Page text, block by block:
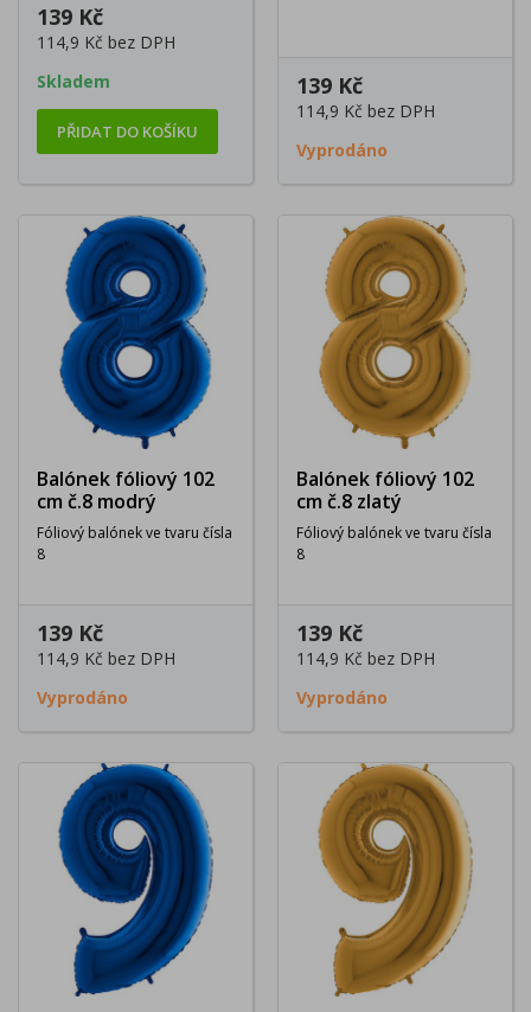
139 Kč
114,9 Kč bez DPH
Skladem
PŘIDAT DO KOŠÍKU
139 Kč
114,9 Kč bez DPH
Vyprodáno
Balónek fóliový 102
cm č.8 modrý
Fóliový balónek ve tvaru čísla
8
139 Kč
114,9 Kč bez DPH
Vyprodáno
Balónek fóliový 102
cm č.8 zlatý
Fóliový balónek ve tvaru čísla
8
139 Kč
114,9 Kč bez DPH
Vyprodáno